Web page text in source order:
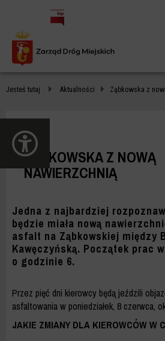
ZĄBKOWSKA
NOWĄ
NAWIERZCHNIĄ
-
WARSZAWA
Jesteś tutaj Aktualności Ząbkowska z
ZĄBKOWSKA Z NOWĄ
NAWIERZCHNIĄ
Jedna z najbardziej
będzie miała nową
asfalt na Ząbkowskiej między
Kawęczyńską. Początek prac
o godzinie 6.
Przez pięć dni kierowcy będą jeździli
asfaltowania w poniedziałek, 8 czerwca,
JAKIE ZMIANY DLA KIEROWCÓW W
dostępności